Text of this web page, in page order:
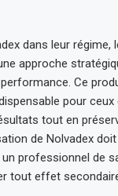
dans leur régime,
approche
Ce
pour
tout en
de Nolvadex
professionnel de
tout effet